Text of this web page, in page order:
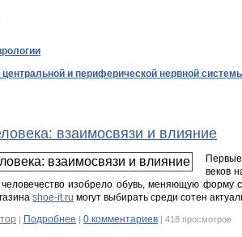
и периферической нервной
взаимосвязи и влияние
веков
изобрело обувь, меняющую
shoe-it.ru могут выбирать среди сотен
| Подробнее | 0 комментариев | 418 просмотров